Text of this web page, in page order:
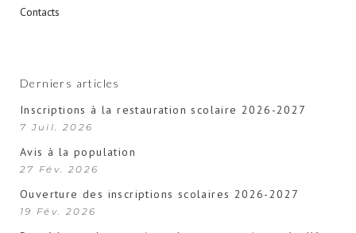
Contacts
Derniers articles
Inscriptions à la restauration scolaire 2026-2027
7 Juil. 2026
Avis à la population
27 Fév. 2026
Ouverture des inscriptions scolaires 2026-2027
19 Fév. 2026